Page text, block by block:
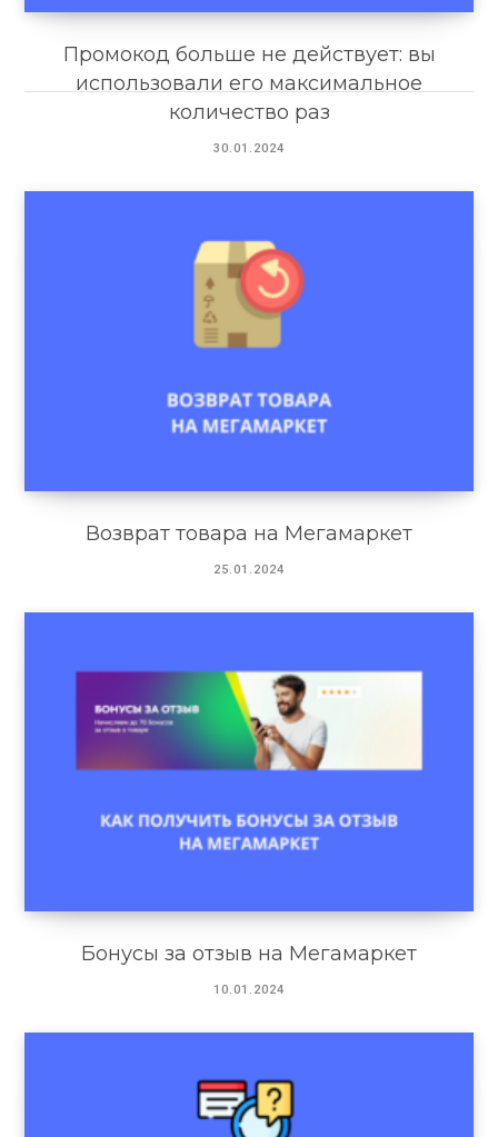
Промокод больше не действует: вы
использовали его максимальное
количество раз
30.01.2024
Возврат товара на Мегамаркет
25.01.2024
Бонусы за отзыв на Мегамаркет
10.01.2024